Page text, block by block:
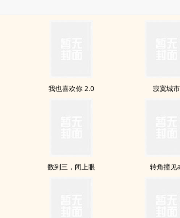
我也喜欢你 2.0 寂寞城市
数到三，闭上眼 转角撞见